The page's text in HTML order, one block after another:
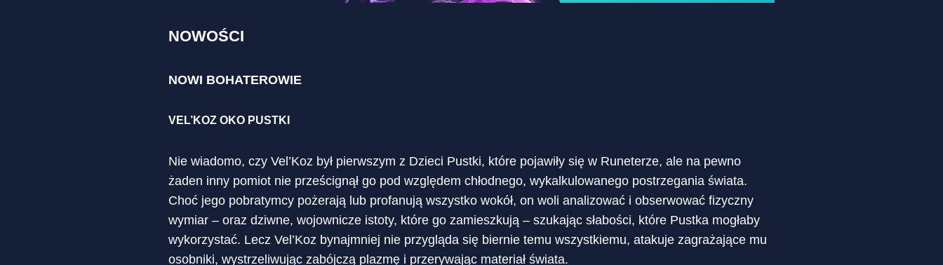
NOWOŚCI
NOWI BOHATEROWIE
VEL’KOZ OKO PUSTKI
Nie wiadomo, czy Vel’Koz był pierwszym z Dzieci Pustki, które pojawiły się w Runeterze, ale na pewno
żaden inny pomiot nie prześcignął go pod względem chłodnego, wykalkulowanego postrzegania świata.
Choć jego pobratymcy pożerają lub profanują wszystko wokół, on woli analizować i obserwować fizyczny
wymiar – oraz dziwne, wojownicze istoty, które go zamieszkują – szukając słabości, które Pustka mogłaby
wykorzystać. Lecz Vel’Koz bynajmniej nie przygląda się biernie temu wszystkiemu, atakuje zagrażające mu
osobniki, wystrzeliwując zabójczą plazmę i przerywając materiał świata.